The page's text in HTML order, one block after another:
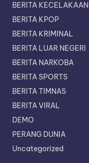
BERITA KECELAKAAN
BERITA KPOP
BERITA KRIMINAL
BERITA LUAR NEGERI
BERITA NARKOBA
BERITA SPORTS
BERITA TIMNAS
BERITA VIRAL
DEMO
PERANG DUNIA
Uncategorized